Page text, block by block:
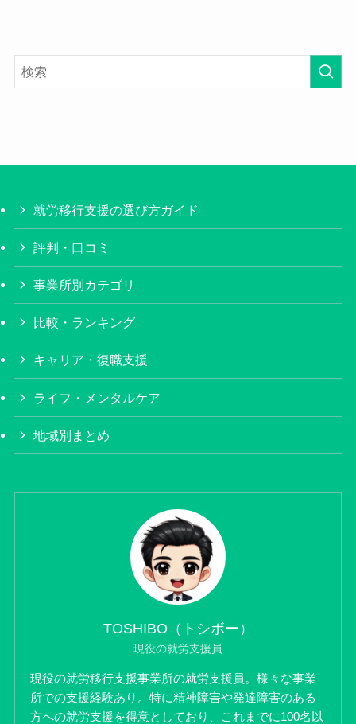
就労移行支援の選び方ガイド
評判・口コミ
事業所別カテゴリ
比較・ランキング
キャリア・復職支援
ライフ・メンタルケア
地域別まとめ
TOSHIBO（トシボー）
現役の就労支援員
現役の就労移行支援事業所の就労支援員。様々な事業
所での支援経験あり。特に精神障害や発達障害のある
方への就労支援を得意としており、これまでに100名以